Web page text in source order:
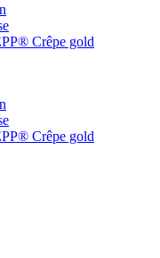
Crêpe gold
Crêpe gold